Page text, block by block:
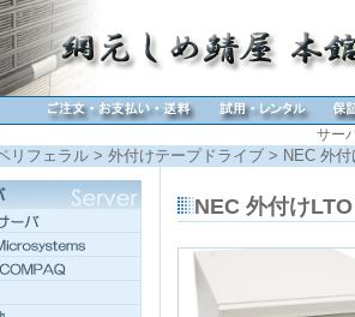
サー
リフェラル > 外付けテープドライブ > NEC 外付
NEC 外付け